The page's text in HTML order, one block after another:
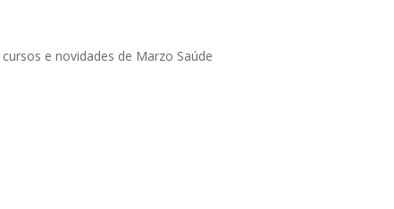
e novidades de Marzo Saúde